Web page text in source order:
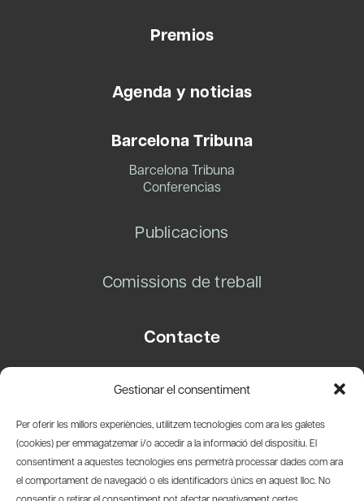
Gestionar el consentiment
Per oferir les millors experiències, utilitzem tecnologies com ara les galetes
(cookies) per emmagatzemar i/o accedir a la informació del dispositiu. El
consentiment a aquestes tecnologies ens permetrà processar dades com ara
el comportament de navegació o els identificadors únics en aquest lloc. No
Premios
Agenda y noticias
Barcelona Tribuna
Barcelona Tribuna
Conferencias
Publicacions
Comissions de treball
Contacte
08003 Barcelona
info@amicsdelpais.com
Suscripció Newsletter